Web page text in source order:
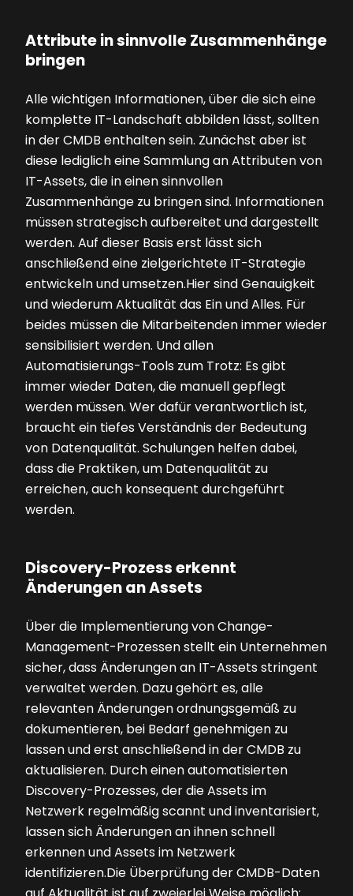
Attribute in sinnvolle Zusammenhänge
bringen
Alle wichtigen Informationen, über die sich eine
komplette IT-Landschaft abbilden lässt, sollten
in der CMDB enthalten sein. Zunächst aber ist
diese lediglich eine Sammlung an Attributen von
IT-Assets, die in einen sinnvollen
Zusammenhänge zu bringen sind. Informationen
müssen strategisch aufbereitet und dargestellt
werden. Auf dieser Basis erst lässt sich
anschließend eine zielgerichtete IT-Strategie
entwickeln und umsetzen.Hier sind Genauigkeit
und wiederum Aktualität das Ein und Alles. Für
beides müssen die Mitarbeitenden immer wieder
sensibilisiert werden. Und allen
Automatisierungs-Tools zum Trotz: Es gibt
immer wieder Daten, die manuell gepflegt
werden müssen. Wer dafür verantwortlich ist,
braucht ein tiefes Verständnis der Bedeutung
von Datenqualität. Schulungen helfen dabei,
dass die Praktiken, um Datenqualität zu
erreichen, auch konsequent durchgeführt
werden.
Discovery-Prozess erkennt
Änderungen an Assets
Über die Implementierung von Change-
Management-Prozessen stellt ein Unternehmen
sicher, dass Änderungen an IT-Assets stringent
verwaltet werden. Dazu gehört es, alle
relevanten Änderungen ordnungsgemäß zu
dokumentieren, bei Bedarf genehmigen zu
lassen und erst anschließend in der CMDB zu
aktualisieren. Durch einen automatisierten
Discovery-Prozesses, der die Assets im
Netzwerk regelmäßig scannt und inventarisiert,
lassen sich Änderungen an ihnen schnell
erkennen und Assets im Netzwerk
identifizieren.Die Überprüfung der CMDB-Daten